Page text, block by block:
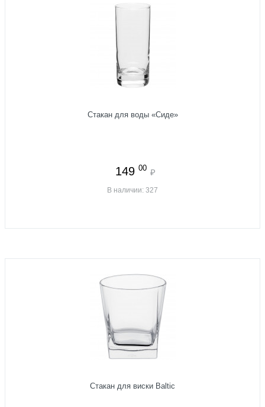
Стакан для воды «Сиде»
149 00 ₽
В наличии: 327
Стакан для виски Baltic